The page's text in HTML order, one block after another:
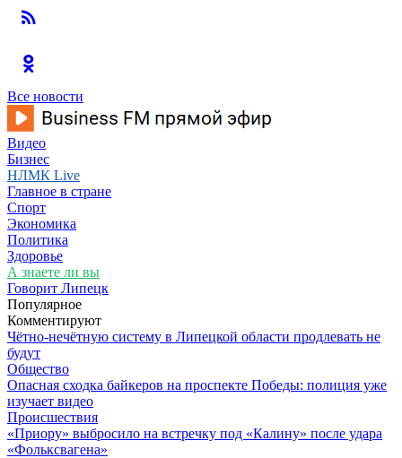
Все новости
Видео
Бизнес
НЛМК Live
Главное в стране
Спорт
Экономика
Политика
Здоровье
А знаете ли вы
Говорит Липецк
Популярное
Комментируют
Чётно-нечётную систему в Липецкой области продлевать не
будут
Общество
Опасная сходка байкеров на проспекте Победы: полиция уже
изучает видео
Происшествия
«Приору» выбросило на встречку под «Калину» после удара
«Фольксвагена»